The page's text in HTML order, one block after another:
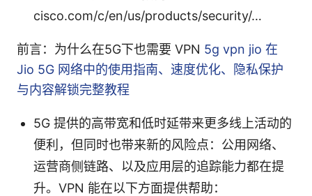
cisco.com/c/en/us/products/security/…
前言：为什么在5G下也需要 VPN 5g vpn jio 在
Jio 5G 网络中的使用指南、速度优化、隐私保护
与内容解锁完整教程
5G 提供的高带宽和低时延带来更多线上活动的
便利，但同时也带来新的风险点：公用网络、
运营商侧链路、以及应用层的追踪能力都在提
升。VPN 能在以下方面提供帮助：